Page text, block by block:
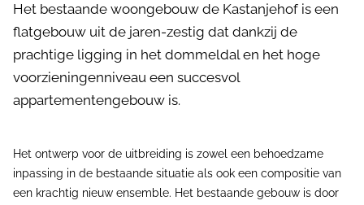
Het bestaande woongebouw de Kastanjehof is een
flatgebouw uit de jaren-zestig dat dankzij de
prachtige ligging in het dommeldal en het hoge
voorzieningenniveau een succesvol
appartementengebouw is.
Het ontwerp voor de uitbreiding is zowel een behoedzame
inpassing in de bestaande situatie als ook een compositie van
een krachtig nieuw ensemble. Het bestaande gebouw is door